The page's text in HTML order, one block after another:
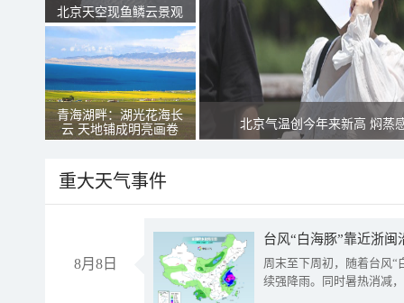
北京天空现鱼鳞云景观
青海湖畔：湖光花海长
云 天地铺成明亮画卷
北京气温创今年来新高 焖蒸
重大天气事件
8月8日
台风“白海豚”靠近浙
周末至下周初，随着台风“
续强降雨。同时暑热消减